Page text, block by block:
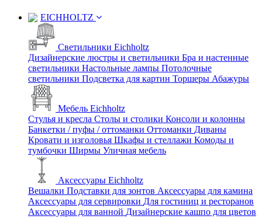
EICHHOLTZ
Светильники Eichholtz
Дизайнерские люстры и светильники Бра и настенные
светильники Настольные лампы Потолочные
светильники Подсветка для картин Торшеры Абажуры
Мебель Eichholtz
Стулья и кресла Столы и столики Консоли и колонны
Банкетки / пуфы / оттоманки Оттоманки Диваны
Кровати и изголовья Шкафы и стеллажи Комоды и
тумбочки Ширмы Уличная мебель
Аксессуары Eichholtz
Вешалки Подставки для зонтов Аксессуары для камина
Аксессуары для сервировки Для гостиниц и ресторанов
Аксессуары для ванной Дизайнерские кашпо для цветов